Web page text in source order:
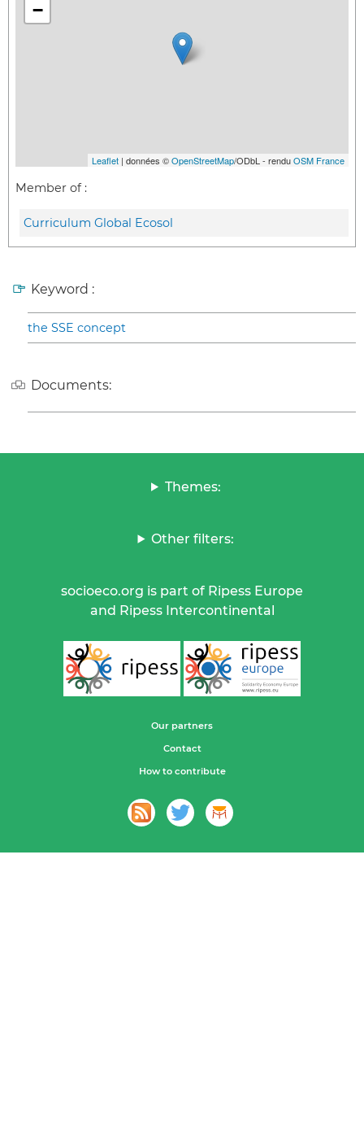
−
Leaflet | données ©OpenStreetMap/ODbL - renduOSM France
Member of :
Curriculum Global Ecosol
Keyword :
the SSE concept
Documents:
Themes:
Other filters:
socioeco.org is part of Ripess Europe
and Ripess Intercontinental
Our partners
Contact
How to contribute